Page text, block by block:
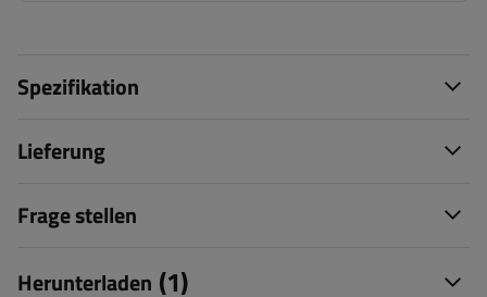
Spezifikation
Lieferung
Frage stellen
Herunterladen (1)